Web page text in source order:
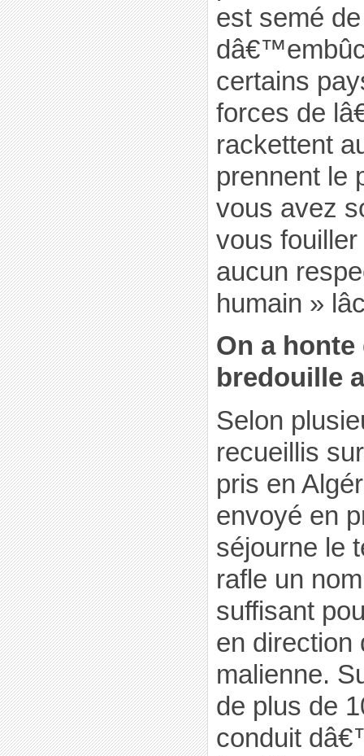
est semé
certains
forces de
rackettent
prennent le
vous avez
vous
aucun
humain »
On a
bredouille
Selon
recueillis
pris en
envoyé en
séjourne le
rafle un
suffisant
en direction
malienne.
de plus de
conduit